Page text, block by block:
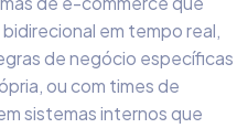
em tempo real,
de negócio específicas
ou com times de
sistemas internos que